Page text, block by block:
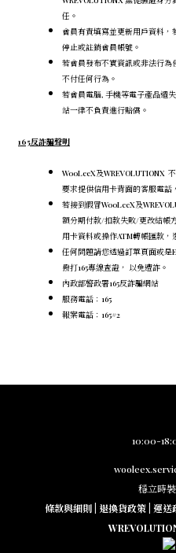
任。
會員有責填寫並更新用戶資料
停止或註銷會員帳號。
若會員發布不實資訊或非法行
不付任何行為。
若會員電腦, 手機等電子產品遺
站一律不負責進行賠償。
165反詐騙聲明
WooLeeX及WREVOLUTIONX
要求提供信用卡背面的客服電話，
若接到假冒WooLeeX及
額分期付款/扣款失敗/更改結帳
用卡資料或操作ATM轉帳匯款，
任何問題請您透過訂單頁面或
撥打165專線查證， 以免遭詐。
內政部警政署165反詐騙網站
服務電話：165
報案電話：165#2
10:00-
穩立時
條款與細則| 退換貨政策| 運送